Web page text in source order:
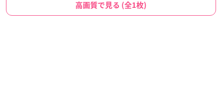
高画質で見る (全1枚)